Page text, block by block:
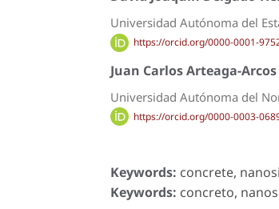
Universidad Autónoma del
https://orcid.org/0000-0001-
Juan Carlos Arteaga-Arcos
Universidad Autónoma del
https://orcid.org/0000-0003-
Keywords: concrete,
Keywords: concreto,